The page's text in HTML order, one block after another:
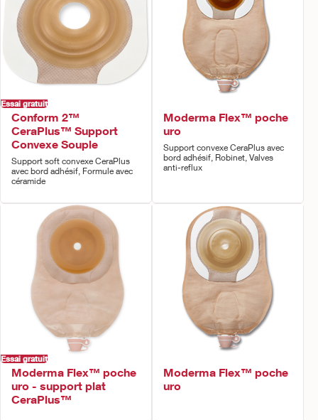
Essai gratuit
Conform 2™
CeraPlus™ Support
Convexe Souple
Support soft convexe CeraPlus
avec bord adhésif, Formule avec
céramide
Moderma Flex™ poche
uro
Support convexe CeraPlus avec
bord adhésif, Robinet, Valves
anti-reflux
Essai gratuit
Moderma Flex™ poche
uro - support plat
CeraPlus™
Moderma Flex™ poche
uro